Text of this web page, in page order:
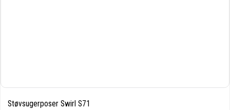
Støvsugerposer Swirl S71